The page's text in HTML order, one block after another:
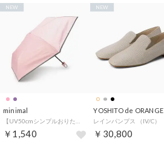
minimal
￥1,540
NEW
YOSHITO de ORANGE
レインパンプス （IV/C）
￥30,800
NEW